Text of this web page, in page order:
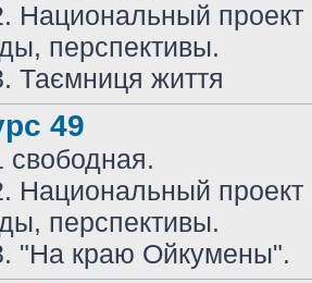
Национальный
перспективы.
Таємниця життя
49
свободная.
Национальный
перспективы.
"На краю Ойкумены".